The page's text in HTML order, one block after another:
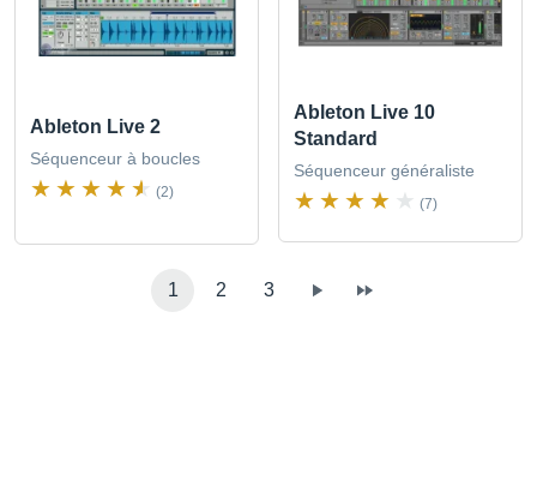
Ableton Live 2
Séquenceur à boucles
(2)
Ableton Live 10
Standard
Séquenceur généraliste
(7)
1 2 3